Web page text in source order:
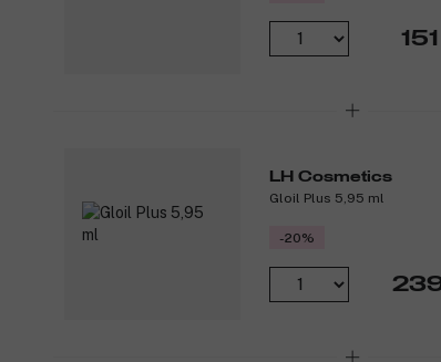
LH Cosmetics
Gloil Plus 5,95 ml
-20%